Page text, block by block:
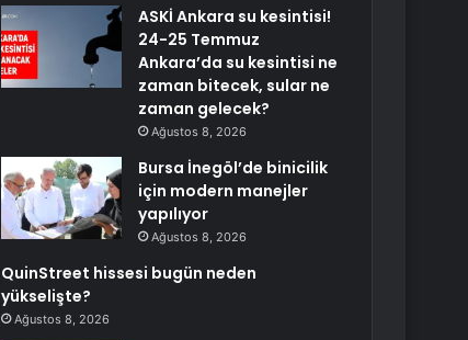
ASKİ Ankara su kesintisi!
24-25 Temmuz
Ankara’da su kesintisi ne
zaman bitecek, sular ne
zaman gelecek?
Ağustos 8, 2026
Bursa İnegöl’de binicilik
için modern manejler
yapılıyor
Ağustos 8, 2026
QuinStreet hissesi bugün neden
yükselişte?
Ağustos 8, 2026